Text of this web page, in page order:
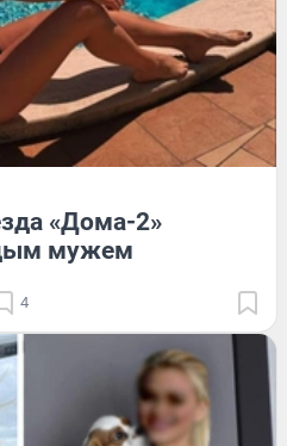
«Дома-2»
мужем
4